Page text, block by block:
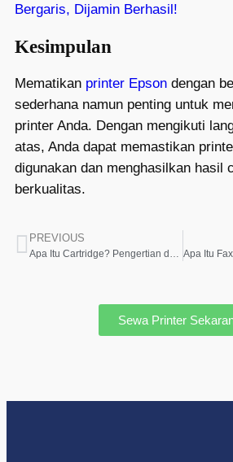
Bergaris, Dijamin Berhasil!
Kesimpulan
Mematikan printer Epson dengan
sederhana namun penting untuk
printer Anda. Dengan mengikuti
atas, Anda dapat memastikan
digunakan dan menghasilkan hasil
berkualitas.
PREVIOUS
Sewa Printer